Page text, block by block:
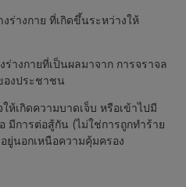
ร่างกาย ที่เกิดขึ้นระหว่างให้
ร่างกายที่เป็นผลมาจาก การจราจล
องประชาชน
ห้เกิดความบาดเจ็บ หรือเข้าไปมี
มีการต่อสู้กัน (ไม่ใช่การถูกทำร้าย
ยู่นอกเหนือความคุ้มครอง